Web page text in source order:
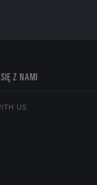
Z NAMI
US